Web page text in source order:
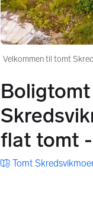
Velkommen til tomt
flat tomt
Tomt